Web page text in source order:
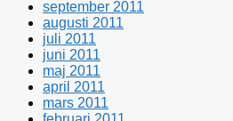
september 2011
augusti 2011
juli 2011
juni 2011
maj 2011
april 2011
mars 2011